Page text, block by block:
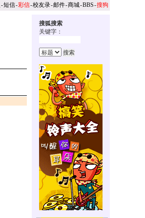
-短信-彩信-校友录-邮件-商城-BBS-搜狗
搜狐搜索
关键字：